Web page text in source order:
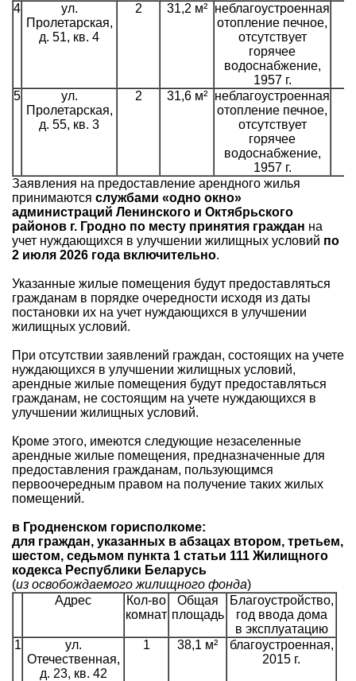
4
ул.
Пролетарская,
д. 51, кв. 4
2 31,2 м²
неблагоустроенная
отопление печное,
отсутствует
горячее
водоснабжение,
1957 г.
5
ул.
Пролетарская,
д. 55, кв. 3
2 31,6 м²
неблагоустроенная
отопление печное,
отсутствует
горячее
водоснабжение,
1957 г.
Заявления на предоставление арендного жилья
принимаются службами «одно окно»
администраций Ленинского и Октябрьского
районов г. Гродно по месту принятия граждан на
учет нуждающихся в улучшении жилищных условий по
2 июля 2026 года включительно.
Указанные жилые помещения будут предоставляться
гражданам в порядке очередности исходя из даты
постановки их на учет нуждающихся в улучшении
жилищных условий.
При отсутствии заявлений граждан, состоящих на учете
нуждающихся в улучшении жилищных условий,
арендные жилые помещения будут предоставляться
гражданам, не состоящим на учете нуждающихся в
улучшении жилищных условий.
Кроме этого, имеются следующие незаселенные
арендные жилые помещения, предназначенные для
предоставления гражданам, пользующимся
первоочередным правом на получение таких жилых
помещений.
в Гродненском горисполкоме:
для граждан, указанных в абзацах втором, третьем,
шестом, седьмом пункта 1 статьи 111 Жилищного
кодекса Республики Беларусь
(из освобождаемого жилищного фонда)
Адрес
Кол-во
комнат
Общая
площадь
Благоустройство,
год ввода дома
в эксплуатацию
1
ул.
Отечественная,
д. 23, кв. 42
1 38,1 м²
благоустроенная,
2015 г.